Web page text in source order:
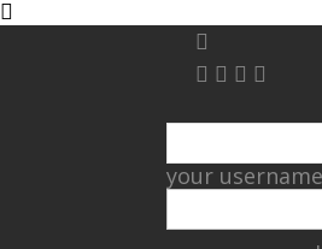
your username